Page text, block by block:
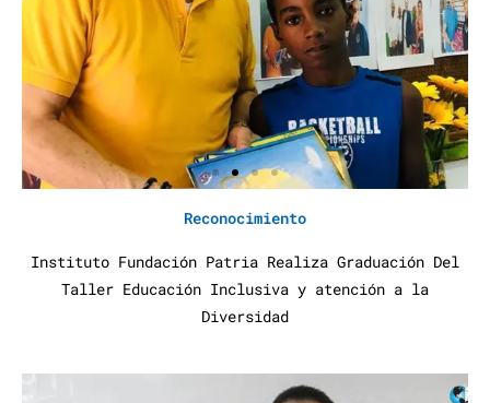
Reconocimiento
Instituto Fundación Patria Realiza Graduación Del
Taller Educación Inclusiva y atención a la
Diversidad